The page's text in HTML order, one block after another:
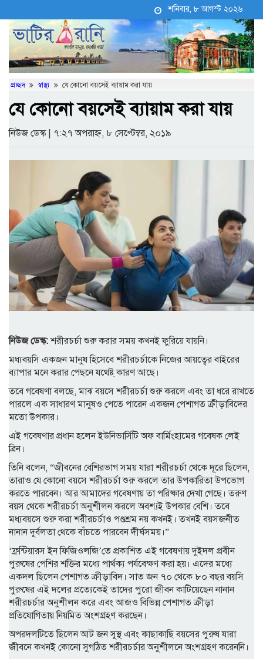
শনিবার, ৮ আগস্ট ২০২৬
প্রচ্ছদ  স্বাস্থ্য  যে কোনো বয়সেই ব্যায়াম করা যায়
যে কোনো বয়সেই ব্যায়াম করা যায়
নিউজ ডেস্ক | ৭:২৭ অপরাহ্ন, ৮ সেপ্টেম্বর, ২০১৯
নিউজ ডেস্ক:শরীরচর্চা শুরু করার সময় কখনই ফুরিয়ে যায়নি।
মধ্যবয়সি একজন মানুষ হিসেবে শরীরচর্চাকে নিজের আয়ত্বের বাইরের
ব্যাপার মনে করার পেছনে যথেষ্ট্ কারণ আছে।
তবে গবেষণা বলছে, মাঝ বয়সে শরীরচর্চা শুরু করলে এবং তা ধরে রাখতে
পারলে এক সাধারণ মানুষও পেতে পারেন একজন পেশাগত ক্রীড়াবিদের
মতো উপকার।
এই গবেষণার প্রধান হলেন ইউনিভার্সিটি অফ বার্মিংহামের গবেষক লেই
ব্রিন।
তিনি বলেন, “জীবনের বেশিরভাগ সময় যারা শরীরচর্চা থেকে দূরে ছিলেন,
তারাও যে কোনো বয়সে শরীরচর্চা শুরু করলে তার উপকারিতা উপভোগ
করতে পারবেন। আর আমাদের গবেষণায় তা পরিষ্কার দেখা গেছে। তরুণ
বয়স থেকে শরীরচর্চা অনুশীলন করলে অবশ্যই উপকার বেশি। তবে
মধ্যবয়সে শুরু করা শরীরচর্চাও পণ্ডশ্রম নয় কখনই। তখনই বয়সজনীত
নানান দুর্বলতা থেকে বাঁচতে পারবেন দীর্ঘসময়।”
‘ফ্রন্টিয়ারস ইন ফিজিওলজি’তে প্রকাশিত এই গবেষণায় দুইদল প্রবীন
পুরুষের পেশির শক্তির মধ্যে পার্থক্য পর্যবেক্ষণ করা হয়। এদের মধ্যে
একদল ছিলেন পেশাগত ক্রীড়াবিদ। সাত জন ৭০ থেকে ৮০ বছর বয়সি
পুরুষের এই দলের প্রত্যেকেই তাদের পুরো জীবন কাটিয়েছেন নানান
শরীরচর্চার অনুশীলন করে এবং আজও বিভিন্ন পেশাগত ক্রীড়া
প্রতিযোগিতায় নিয়মিত অংশগ্রহণ করছেন।
অপরদলটিতে ছিলেন আট জন সুস্থ এবং কাছাকাছি বয়সের পুরুষ যারা
জীবনে কখনই কোনো সুগঠিত শরীরচর্চার অনুশীলনে অংশগ্রহণ করেননি।